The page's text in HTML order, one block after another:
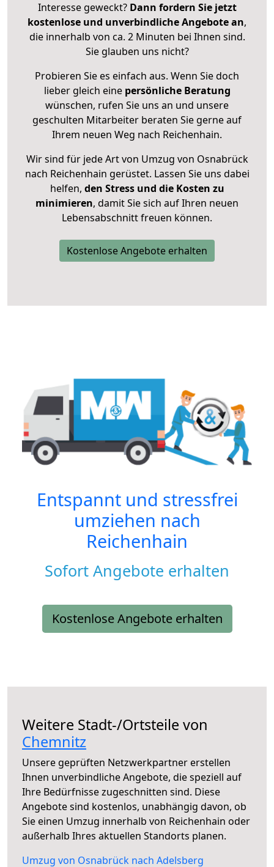
Interesse geweckt? Dann fordern Sie jetzt
kostenlose und unverbindliche Angebote an,
die innerhalb von ca. 2 Minuten bei Ihnen sind.
Sie glauben uns nicht?
Probieren Sie es einfach aus. Wenn Sie doch
lieber gleich eine persönliche Beratung
wünschen, rufen Sie uns an und unsere
geschulten Mitarbeiter beraten Sie gerne auf
Ihrem neuen Weg nach Reichenhain.
Wir sind für jede Art von Umzug von Osnabrück
nach Reichenhain gerüstet. Lassen Sie uns dabei
helfen, den Stress und die Kosten zu
minimieren, damit Sie sich auf Ihren neuen
Lebensabschnitt freuen können.
Kostenlose Angebote erhalten
Entspannt und stressfrei
umziehen nach
Reichenhain
Sofort Angebote erhalten
Kostenlose Angebote erhalten
Weitere Stadt-/Ortsteile von
Chemnitz
Unsere geprüften Netzwerkpartner erstellen
Ihnen unverbindliche Angebote, die speziell auf
Ihre Bedürfnisse zugeschnitten sind. Diese
Angebote sind kostenlos, unabhängig davon, ob
Sie einen Umzug innerhalb von Reichenhain oder
außerhalb Ihres aktuellen Standorts planen.
Umzug von Osnabrück nach Adelsberg